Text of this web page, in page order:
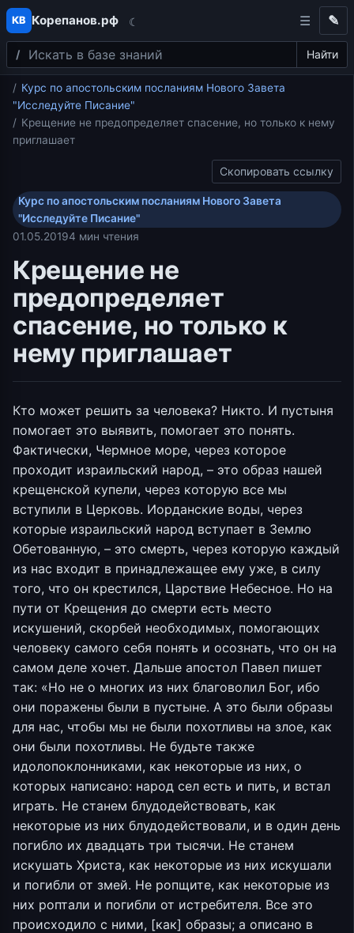
Перейти к содержимому
КВ Корепанов.рф ☾
Поиск Найти
✎
Главная
Курс по апостольским посланиям Нового Завета
"Исследуйте Писание"
Крещение не предопределяет спасение, но только к нему
приглашает
Скопировать ссылку
Курс по апостольским посланиям Нового Завета
"Исследуйте Писание"
01.05.20194 мин чтения
Крещение не
предопределяет
спасение, но только к
нему приглашает
Кто может решить за человека? Никто. И пустыня
помогает это выявить, помогает это понять.
Фактически, Чермное море, через которое
проходит израильский народ, – это образ нашей
крещенской купели, через которую все мы
вступили в Церковь. Иорданские воды, через
которые израильский народ вступает в Землю
Обетованную, – это смерть, через которую каждый
из нас входит в принадлежащее ему уже, в силу
того, что он крестился, Царствие Небесное. Но на
пути от Крещения до смерти есть место
искушений, скорбей необходимых, помогающих
человеку самого себя понять и осознать, что он на
самом деле хочет. Дальше апостол Павел пишет
так: «Но не о многих из них благоволил Бог, ибо
они поражены были в пустыне. А это были образы
для нас, чтобы мы не были похотливы на злое, как
они были похотливы. Не будьте также
идолопоклонниками, как некоторые из них, о
которых написано: народ сел есть и пить, и встал
играть. Не станем блудодействовать, как
некоторые из них блудодействовали, и в один день
погибло их двадцать три тысячи. Не станем
искушать Христа, как некоторые из них искушали
и погибли от змей. Не ропщите, как некоторые из
них роптали и погибли от истребителя. Все это
происходило с ними, [как] образы; а описано в